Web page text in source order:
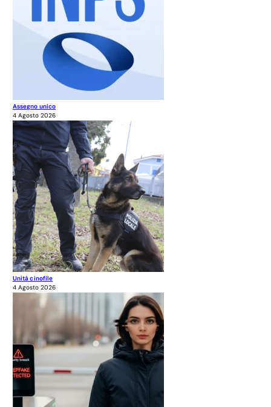
Assegno unico
4 Agosto 2026
Unità cinofile
4 Agosto 2026